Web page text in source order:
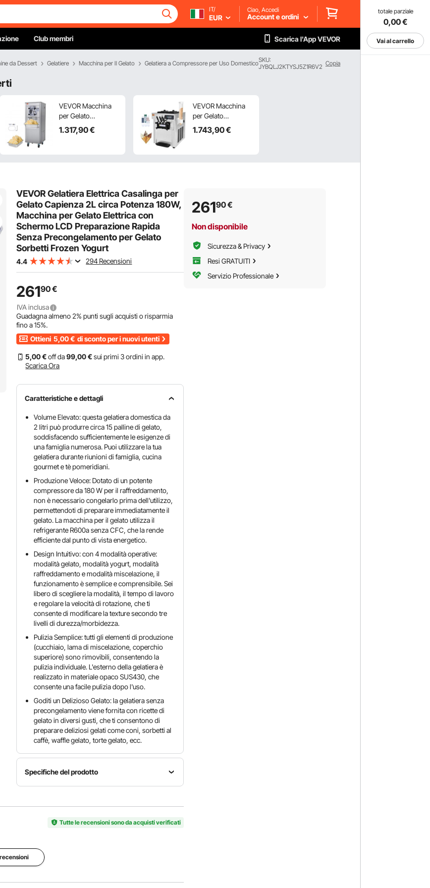
totale parziale
0,00€
Vai al carrello
IT/
EUR
Ciao, Accedi
Account e ordini
Club membri Scarica l'App VEVOR
da Dessert Gelatiere Macchina per Il Gelato Gelatiera a Compressore per Uso DomesticoSKU:
JYBQLJ2KTYSJ5Z1R6V2 Copia
VEVOR Macchina
per Gelato
Commerciale, Resa
18 L/H, Macchina
Autopulente, da Bar
Ristorante Feste
Eventi
1.317,90€
VEVOR Macchina
per Gelato
Commerciale 18-28
L/h 3 Gusti,
Preraffreddamento,
per Yogurt Caffè
Snack Bar
1.743,90€
VEVOR Gelatiera Elettrica Casalinga per
Gelato Capienza 2L circa Potenza 180W,
Macchina per Gelato Elettrica con
Schermo LCD Preparazione Rapida
Senza Precongelamento per Gelato
Sorbetti Frozen Yogurt
4.4 294 Recensioni
26190€
IVA inclusa
Guadagna almeno2% punti sugli acquisti o risparmia
fino a15%.
Ottieni 5,00 € di sconto per i nuovi utenti
5,00 €off da99,00 €sui primi 3 ordini in app.
Scarica Ora
Caratteristiche e dettagli
Volume Elevato: questa gelatiera domestica da
2 litri può produrre circa 15 palline di gelato,
soddisfacendo sufficientemente le esigenze di
una famiglia numerosa. Puoi utilizzare la tua
gelatiera durante riunioni di famiglia, cucina
gourmet e tè pomeridiani.
Produzione Veloce: Dotato di un potente
compressore da 180 W per il raffreddamento,
non è necessario congelarlo prima dell'utilizzo,
permettendoti di preparare immediatamente il
gelato. La macchina per il gelato utilizza il
refrigerante R600a senza CFC, che la rende
efficiente dal punto di vista energetico.
Design Intuitivo: con 4 modalità operative:
modalità gelato, modalità yogurt, modalità
raffreddamento e modalità miscelazione, il
funzionamento è semplice e comprensibile. Sei
libero di scegliere la modalità, il tempo di lavoro
e regolare la velocità di rotazione, che ti
consente di modificare la texture secondo tre
livelli di durezza/morbidezza.
Pulizia Semplice: tutti gli elementi di produzione
(cucchiaio, lama di miscelazione, coperchio
superiore) sono rimovibili, consentendo la
pulizia individuale. L'esterno della gelatiera è
realizzato in materiale opaco SUS430, che
consente una facile pulizia dopo l'uso.
Goditi un Delizioso Gelato: la gelatiera senza
precongelamento viene fornita con ricette di
gelato in diversi gusti, che ti consentono di
preparare deliziosi gelati come coni, sorbetti al
caffè, waffle gelato, torte gelato, ecc.
Specifiche del prodotto
modello
ICE2086B
CA 220-
240 V 50
Hz
Potenza
180 W
Capacità
quarti
dB(A)
R600a (30
Tutte le recensioni sono da acquisti verificati
26190€
Non disponibile
Sicurezza & Privacy
Resi GRATUITI
Servizio Professionale